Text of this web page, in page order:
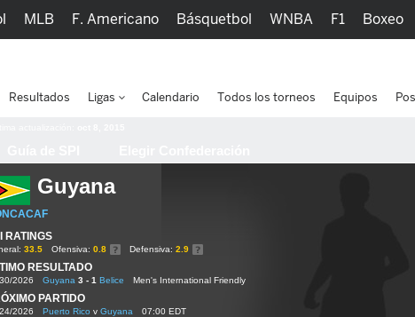
Guyana
RATINGS
33.5 Ofensiva: 0.8 Defensiva: 2.9
RESULTADO
2026 Guyana 3 - 1 Belice Men's International Friendly
PARTIDO
2026 Puerto Rico v Guyana 07:00 EDT
MLB F. Americano Básquetbol WNBA F1 Boxeo
Resultados Ligas Calendario Todos los torneos Equipos